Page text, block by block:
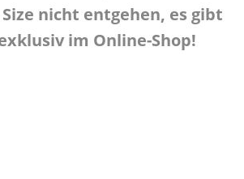
nicht entgehen, es gibt
im Online-Shop!